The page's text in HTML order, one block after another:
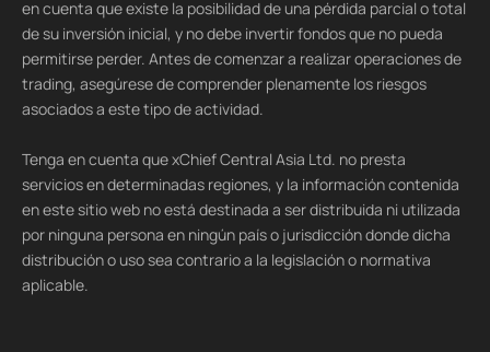
en cuenta que existe la posibilidad de una pérdida parcial o total
de su inversión inicial, y no debe invertir fondos que no pueda
permitirse perder. Antes de comenzar a realizar operaciones de
trading, asegúrese de comprender plenamente los riesgos
asociados a este tipo de actividad.
Tenga en cuenta que xChief Central Asia Ltd. no presta
servicios en determinadas regiones, y la información contenida
en este sitio web no está destinada a ser distribuida ni utilizada
por ninguna persona en ningún país o jurisdicción donde dicha
distribución o uso sea contrario a la legislación o normativa
aplicable.